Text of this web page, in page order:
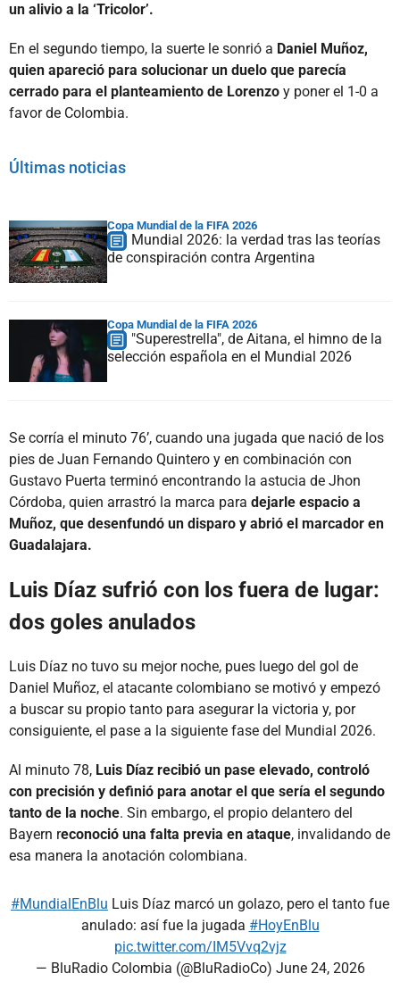
un alivio a la ‘Tricolor’.
En el segundo tiempo, la suerte le sonrió a Daniel Muñoz,
quien apareció para solucionar un duelo que parecía
cerrado para el planteamiento de Lorenzo y poner el 1-0 a
favor de Colombia.
Últimas noticias
Copa Mundial de la FIFA 2026
Mundial 2026: la verdad tras las teorías
de conspiración contra Argentina
Copa Mundial de la FIFA 2026
"Superestrella", de Aitana, el himno de la
selección española en el Mundial 2026
Se corría el minuto 76’, cuando una jugada que nació de los
pies de Juan Fernando Quintero y en combinación con
Gustavo Puerta terminó encontrando la astucia de Jhon
Córdoba, quien arrastró la marca para dejarle espacio a
Muñoz, que desenfundó un disparo y abrió el marcador en
Guadalajara.
Luis Díaz sufrió con los fuera de lugar:
dos goles anulados
Luis Díaz no tuvo su mejor noche, pues luego del gol de
Daniel Muñoz, el atacante colombiano se motivó y empezó
a buscar su propio tanto para asegurar la victoria y, por
consiguiente, el pase a la siguiente fase del Mundial 2026.
Al minuto 78, Luis Díaz recibió un pase elevado, controló
con precisión y definió para anotar el que sería el segundo
tanto de la noche. Sin embargo, el propio delantero del
Bayern reconoció una falta previa en ataque, invalidando de
esa manera la anotación colombiana.
#MundialEnBlu Luis Díaz marcó un golazo, pero el tanto fue
anulado: así fue la jugada #HoyEnBlu
pic.twitter.com/IM5Vvq2vjz
— BluRadio Colombia (@BluRadioCo) June 24, 2026